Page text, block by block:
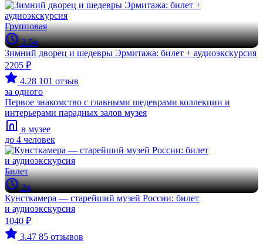
Групповая
2.5ч
Зимний дворец и шедевры Эрмитажа: билет + аудиоэкскурсия
2205 ₽
4.28 101 отзыв
за одного
Первое знакомство с главными шедеврами коллекции и
интерьерами парадных залов музея
в музее
до 4 человек
Билет
2ч
Кунсткамера — старейший музей России: билет
и аудиоэкскурсия
1040 ₽
3.47 85 отзывов